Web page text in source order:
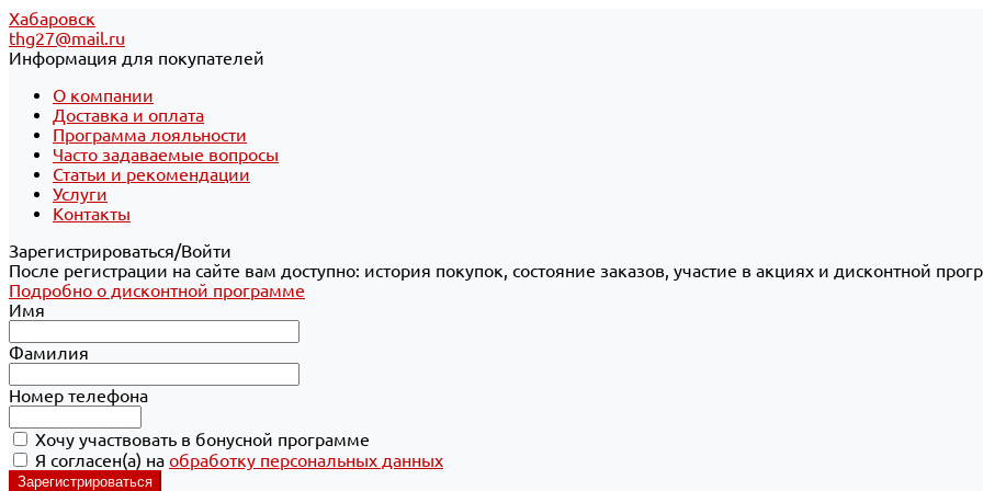
Хабаровск
thg27@mail.ru
Информация для покупателей
О компании
Доставка и оплата
Программа лояльности
Часто задаваемые вопросы
Статьи и рекомендации
Услуги
Контакты
Зарегистрироваться/Войти
После регистрации на сайте вам доступно: история покупок, состояние заказов, участие в акциях и дисконтной
Подробно о дисконтной программе
Имя
Фамилия
Номер телефона
Хочу участвовать в бонусной программе
Я согласен(а) на обработку персональных данных